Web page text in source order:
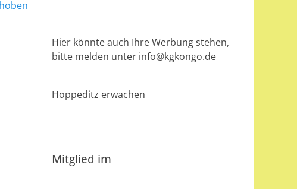
Hier könnte auch Ihre Werbung stehen,
bitte melden unter info@kgkongo.de
Hoppeditz erwachen
Mitglied im